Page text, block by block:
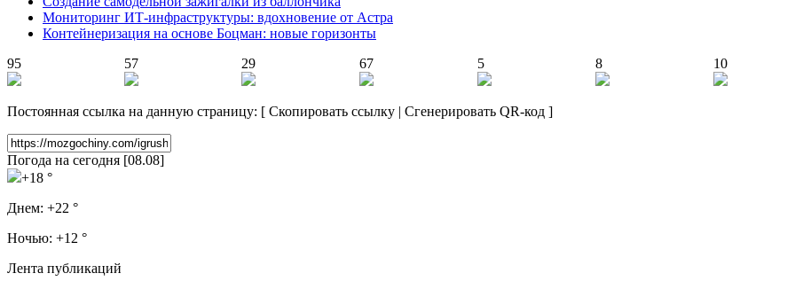
Мониторинг ИТ-инфраструктуры: вдохновение от Астра
Контейнеризация на основе Боцман: новые горизонты
95
57 29 67 5 8 10
Постоянная ссылка на данную страницу: [ Скопировать ссылку | Сгенерировать QR-код ]
Погода на сегодня [08.08]
+18 °
Днем: +22 °
Ночью: +12 °
Лента публикаций